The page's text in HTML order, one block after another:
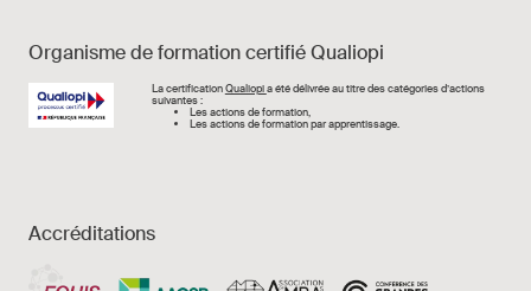
Organisme de formation certifié Qualiopi
Image La certificationQualiopia été délivrée au titre des catégories d’actions
suivantes :
Les actions de formation,
Les actions de formation par apprentissage.
Accréditations